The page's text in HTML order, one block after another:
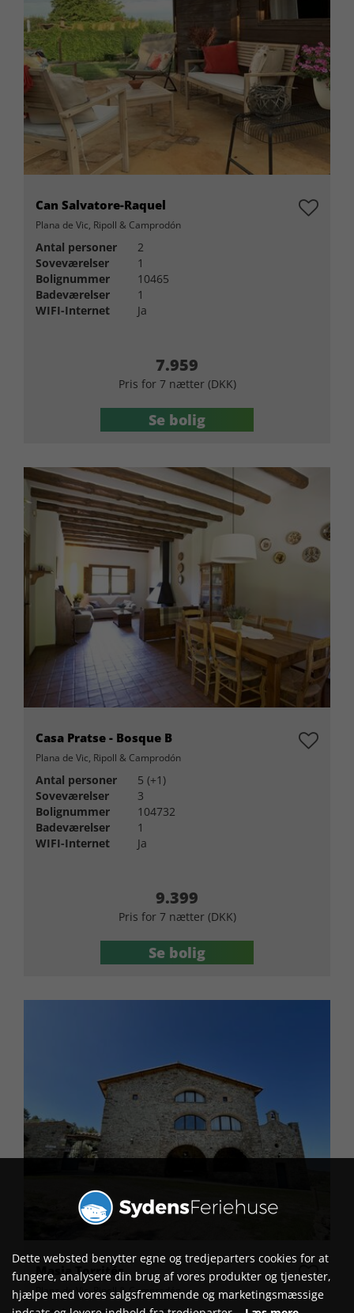
Can Salvatore-Raquel
Plana de Vic, Ripoll & Camprodón
Antal personer
2
Soveværelser
1
Bolignummer
10465
Badeværelser
1
WIFI-Internet
Ja
7.959
Pris for 7 nætter (DKK)
Se bolig
Casa Pratse - Bosque B
Plana de Vic, Ripoll & Camprodón
Antal personer
5 (+1)
Soveværelser
3
Bolignummer
104732
Badeværelser
1
WIFI-Internet
Ja
9.399
Pris for 7 nætter (DKK)
Se bolig
Masia Torrités
Plana de Vic, Ripoll & Camprodón
Dette websted benytter egne og tredjeparters cookies for at
fungere, analysere din brug af vores produkter og tjenester,
hjælpe med vores salgsfremmende og marketingsmæssige